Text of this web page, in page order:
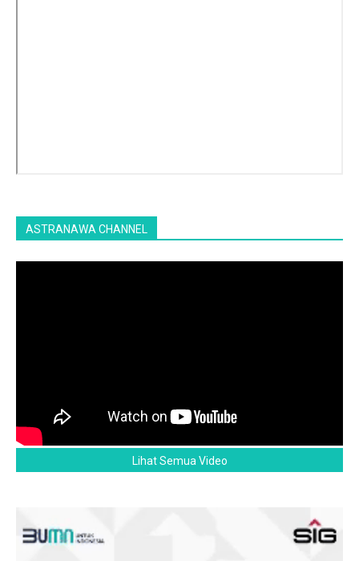
ASTRANAWA CHANNEL
Lihat Semua Video